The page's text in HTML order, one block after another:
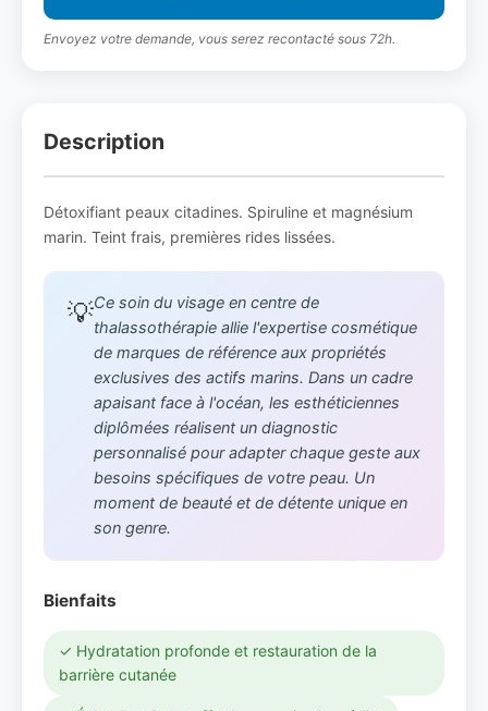
Envoyez votre demande, vous serez recontacté sous 72h.
Description
Détoxifiant peaux citadines. Spiruline et magnésium
marin. Teint frais, premières rides lissées.
💡Ce soin du visage en centre de
thalassothérapie allie l'expertise cosmétique
de marques de référence aux propriétés
exclusives des actifs marins. Dans un cadre
apaisant face à l'océan, les esthéticiennes
diplômées réalisent un diagnostic
personnalisé pour adapter chaque geste aux
besoins spécifiques de votre peau. Un
moment de beauté et de détente unique en
son genre.
Bienfaits
✓ Hydratation profonde et restauration de la
barrière cutanée